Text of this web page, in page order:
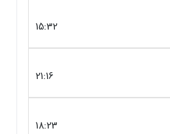
15:32
21:16
18:23